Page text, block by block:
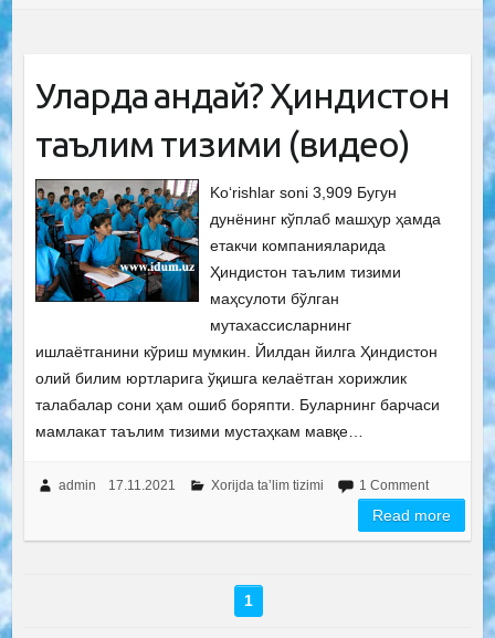
Уларда қандай? Ҳиндистон
таълим тизими (видео)
Ko‘rishlar soni 3,909 Бугун
дунёнинг кўплаб машҳур ҳамда
етакчи компанияларида
Ҳиндистон таълим тизими
маҳсулоти бўлган
мутахассисларнинг
ишлаётганини кўриш мумкин. Йилдан йилга Ҳиндистон
олий билим юртларига ўқишга келаётган хорижлик
талабалар сони ҳам ошиб боряпти. Буларнинг барчаси
мамлакат таълим тизими мустаҳкам мавқе…
admin 17.11.2021 Xorijda ta’lim tizimi 1 Comment
Read more
1